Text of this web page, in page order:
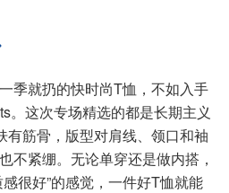
季就扔的快时尚T恤，不如入手
。这次专场精选的都是长期主义
筋骨，版型对肩线、领口和袖
不紧绷。无论单穿还是做内搭，
很好”的感觉，一件好T恤就能